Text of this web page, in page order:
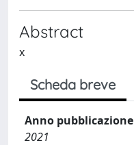
Abstract
x
Scheda breve
Anno pubblicazione
2021